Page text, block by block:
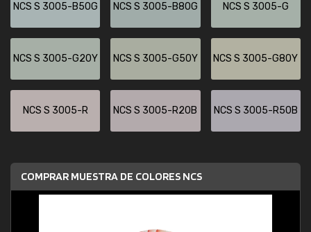
NCS S 3005-B50G NCS S 3005-B80G NCS S 3005-G
NCS S 3005-G20Y NCS S 3005-G50Y NCS S 3005-G80Y
NCS S 3005-R NCS S 3005-R20B NCS S 3005-R50B
COMPRAR MUESTRA DE COLORES NCS